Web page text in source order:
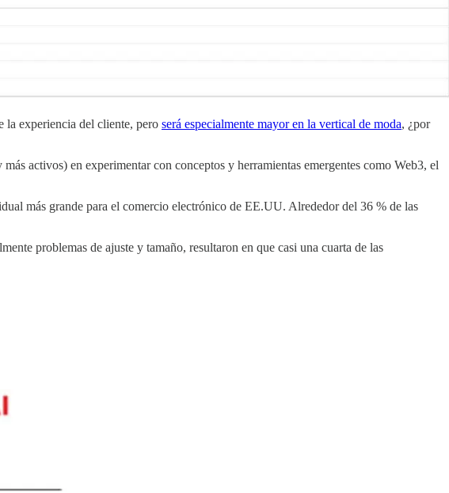
la experiencia del cliente, pero será especialmente mayor en la vertical de moda, ¿por
activos) en experimentar con conceptos y herramientas emergentes como Web3, el
más grande para el comercio electrónico de EE.UU. Alrededor del 36 % de las
problemas de ajuste y tamaño, resultaron en que casi una cuarta de las